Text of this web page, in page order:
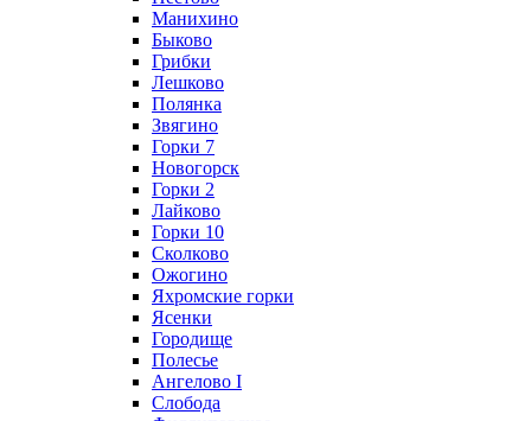
Манихино
Быково
Грибки
Лешково
Полянка
Звягино
Горки 7
Новогорск
Горки 2
Лайково
Горки 10
Сколково
Ожогино
Яхромские горки
Ясенки
Городище
Полесье
Ангелово I
Слобода